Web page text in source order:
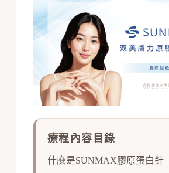
療程內容目錄
什麼是SUNMAX膠原蛋白針